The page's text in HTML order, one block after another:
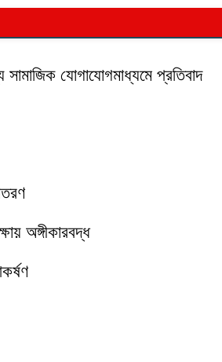
যোগাযোগমাধ্যমে প্রতিবাদ
অঙ্গীকারবদ্ধ